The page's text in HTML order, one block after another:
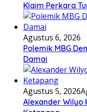
Klaim Perkara
Agustus 6, 2026
Polemik MBG
Damai
Agustus 5, 2026
Alexander Wilyo